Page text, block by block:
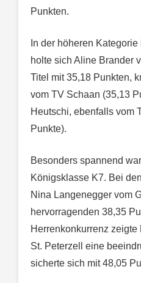
Punkten.
In der höheren
holte sich Aline Brander
Titel mit 35,18 Punkten,
vom TV Schaan (35,13
Heutschi, ebenfalls vom
Punkte).
Besonders spannend
Königsklasse K7. Bei
Nina Langenegger vom
hervorragenden 38,35
Herrenkonkurrenz
St. Peterzell eine
sicherte sich mit 48,05